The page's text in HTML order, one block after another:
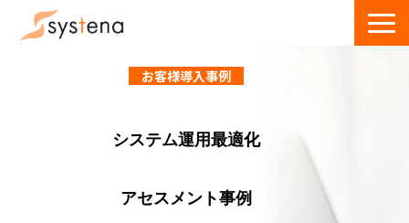
サービス一覧
ウェビナー
お問い合わせ
お客様導入事例
システム運用最適化
アセスメント事例